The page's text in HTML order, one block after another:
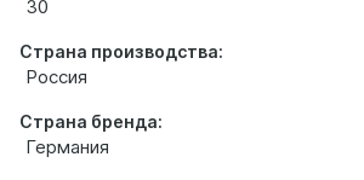
30
Страна производства:
Россия
Страна бренда:
Германия